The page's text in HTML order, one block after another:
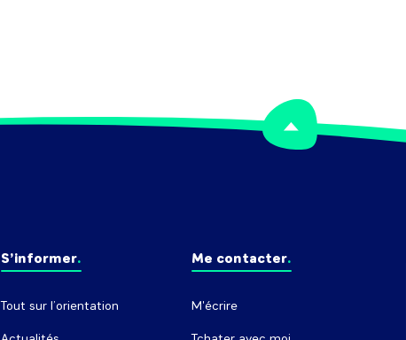
S’informer
Tout sur l’orientation
Me contacter
M'écrire